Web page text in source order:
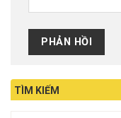
TÌM KIẾM